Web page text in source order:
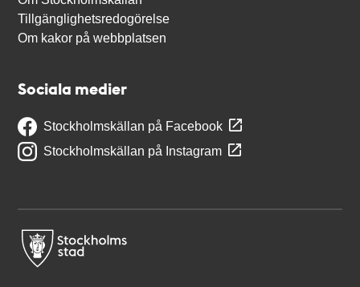
Tillgänglighetsredogörelse
Om kakor på webbplatsen
Sociala medier
Stockholmskällan på Facebook
Stockholmskällan på Instagram